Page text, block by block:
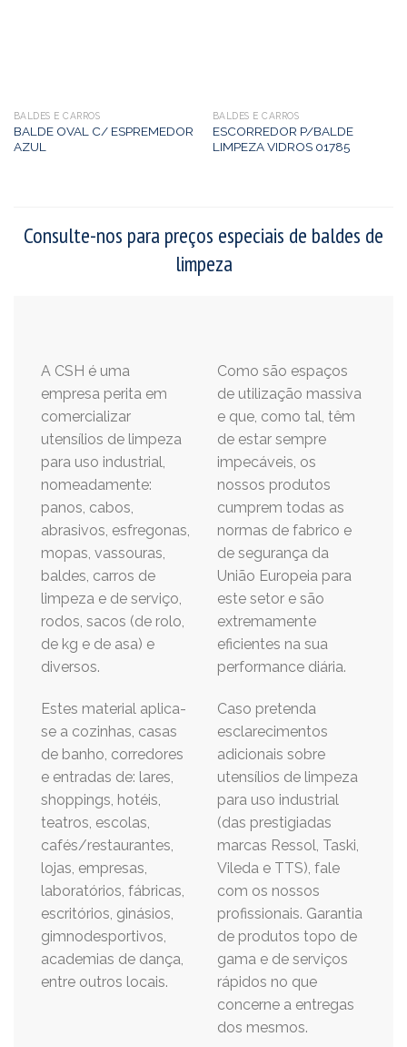
BALDES E CARROS
BALDE OVAL C/ ESPREMEDOR
AZUL
BALDES E CARROS
ESCORREDOR P/BALDE
LIMPEZA VIDROS 01785
Consulte-nos para preços especiais de baldes de
limpeza
A CSH é uma
empresa perita em
comercializar
utensílios de limpeza
para uso industrial,
nomeadamente:
panos, cabos,
abrasivos, esfregonas,
mopas, vassouras,
baldes, carros de
limpeza e de serviço,
rodos, sacos (de rolo,
de kg e de asa) e
diversos.
Estes material aplica-
se a cozinhas, casas
de banho, corredores
e entradas de: lares,
shoppings, hotéis,
teatros, escolas,
cafés/restaurantes,
lojas, empresas,
laboratórios, fábricas,
escritórios, ginásios,
gimnodesportivos,
academias de dança,
entre outros locais.
Como são espaços
de utilização massiva
e que, como tal, têm
de estar sempre
impecáveis, os
nossos produtos
cumprem todas as
normas de fabrico e
de segurança da
União Europeia para
este setor e são
extremamente
eficientes na sua
performance diária.
Caso pretenda
esclarecimentos
adicionais sobre
utensílios de limpeza
para uso industrial
(das prestigiadas
marcas Ressol, Taski,
Vileda e TTS), fale
com os nossos
profissionais. Garantia
de produtos topo de
gama e de serviços
rápidos no que
concerne a entregas
dos mesmos.